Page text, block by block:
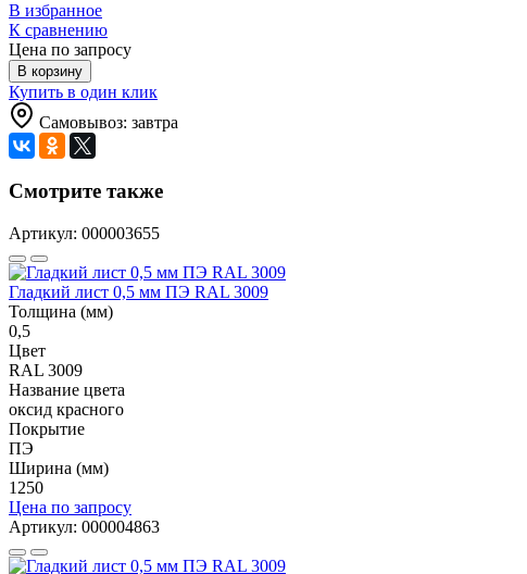
В избранное
К сравнению
Цена по запросу
В корзину
Купить в один клик
Самовывоз: завтра
Смотрите также
Артикул: 000003655
Гладкий лист 0,5 мм ПЭ RAL 3009
Толщина (мм)
0,5
Цвет
RAL 3009
Название цвета
оксид красного
Покрытие
ПЭ
Ширина (мм)
1250
Цена по запросу
Артикул: 000004863